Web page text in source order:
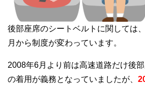
後部座席のシートベルトに関しては
月から制度が変わっています。
2008年6月より前は高速道路だけ後
の着用が義務となっていましたが、